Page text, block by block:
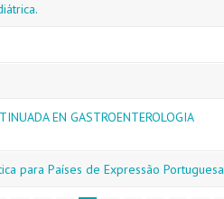
EN GASTROENTEROLOGIA
para Países de Expressão Portuguesa